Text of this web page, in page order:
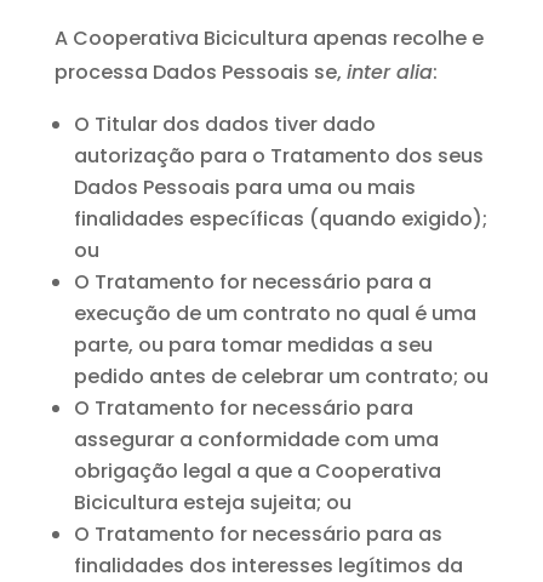
A Cooperativa Bicicultura apenas recolhe e
processa Dados Pessoais se, inter alia:
O Titular dos dados tiver dado
autorização para o Tratamento dos seus
Dados Pessoais para uma ou mais
finalidades específicas (quando exigido);
ou
O Tratamento for necessário para a
execução de um contrato no qual é uma
parte, ou para tomar medidas a seu
pedido antes de celebrar um contrato; ou
O Tratamento for necessário para
assegurar a conformidade com uma
obrigação legal a que a Cooperativa
Bicicultura esteja sujeita; ou
O Tratamento for necessário para as
finalidades dos interesses legítimos da